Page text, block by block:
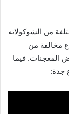
من الشوكولاته
مخالفة من
المعجنات. فيما